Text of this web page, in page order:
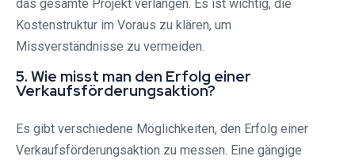
das gesamte Projekt verlangen. Es ist wichtig, die
Kostenstruktur im Voraus zu klären, um
Missverständnisse zu vermeiden.
5. Wie misst man den Erfolg einer
Verkaufsförderungsaktion?
Es gibt verschiedene Möglichkeiten, den Erfolg einer
Verkaufsförderungsaktion zu messen. Eine gängige